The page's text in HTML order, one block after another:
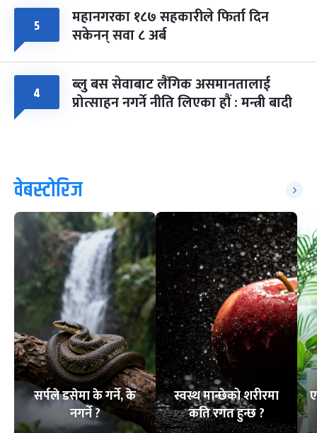
५ महानगरका १८७ सहकारीले फिर्ता दिन
सकेनन् सवा ८ अर्ब
४ ब्लु बस सेवाबाट लैंगिक असमानतालाई
प्रोत्साहन नगर्ने नीति लिएका हौं : मन्त्री बादी
वेबस्टोरिज
सर्पले डसेमा के गर्ने, के
नगर्ने ?
स्वस्थ मान्छेको शरीरमा
कति रगत हुन्छ ?